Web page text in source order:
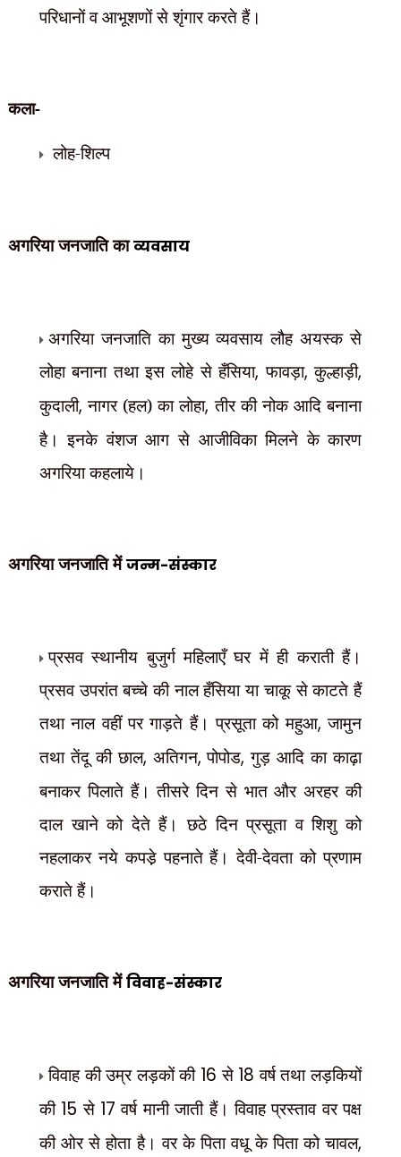
परिधानों व आभूशणों से शृंगार करते हैं।
कला-
लोह-शिल्प
अगरिया जनजाति काव्यवसाय
अगरिया जनजाति का मुख्य व्यवसाय लौह अयस्क से
लोहा बनाना तथा इस लोहे से हँसिया,फावड़ा,कुल्हाड़ी,
कुदाली,नागर (हल) का लोहा,तीर की नोक आदि बनाना
है। इनके वंशज आग से आजीविका मिलने के कारण
अगरिया कहलाये।
अगरिया जनजाति मेंजन्म-संस्कार
प्रसव स्थानीय बुजुर्ग महिलाएँ घर में ही कराती हैं।
प्रसव उपरांत बच्चे की नाल हँसिया या चाकू से काटते हैं
तथा नाल वहीं पर गाड़ते हैं। प्रसूता को महुआ,जामुन
तथा तेंदू की छाल, अतिगन,पोपोड,गुड़ आदि का काढ़ा
बनाकर पिलाते हैं। तीसरे दिन से भात और अरहर की
दाल खाने को देते हैं। छठे दिन प्रसूता व शिशु को
नहलाकर नये कपडे़ पहनाते हैं। देवी-देवता को प्रणाम
कराते हैं।
अगरिया जनजाति मेंविवाह-संस्कार
विवाह की उम्र लड़कों की 16 से 18 वर्ष तथा लड़कियों
की 15 से 17 वर्ष मानी जाती हैं। विवाह प्रस्ताव वर पक्ष
की ओर से होता है। वर के पिता वधू के पिता को चावल,